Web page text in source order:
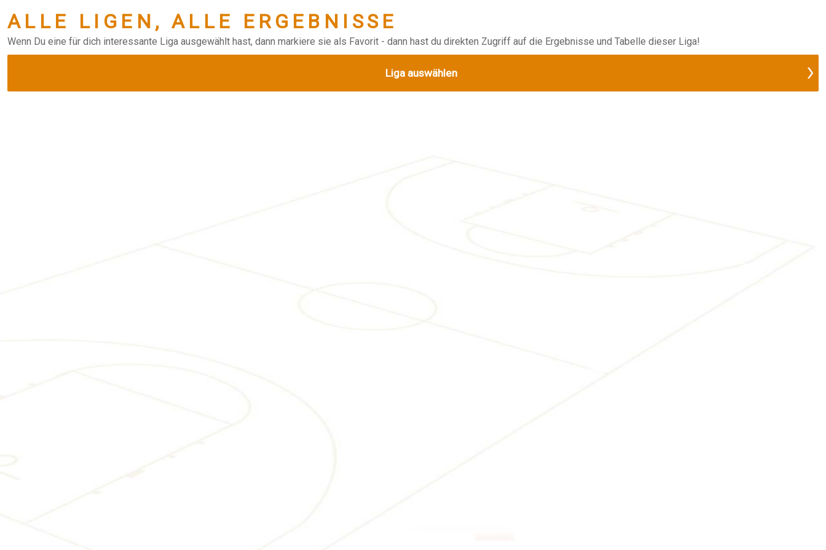
ALLE LIGEN, ALLE ERGEBNISSE
Wenn Du eine für dich interessante Liga ausgewählt hast, dann markiere sie als Favorit - dann hast du direkten Zugriff auf die Ergebnisse und Tabelle dieser Liga!
Liga auswählen